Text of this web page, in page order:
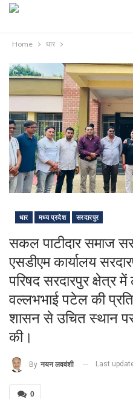
Home धार
धार मध्य प्रदेश सरदारपुर
सकल पाटीदार समाज
एसडीएम कार्यालय
परिषद सरदारपुर क्षेत्र
वल्लभभाई पटेल की
शासन से उचित स्थान
की।
By नयन लववंशी Last
0